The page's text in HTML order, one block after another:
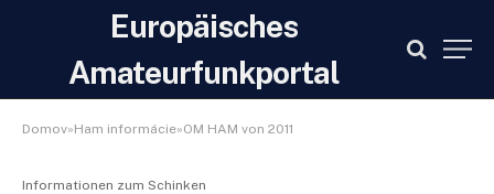
Europäisches
Amateurfunkportal
Domov»Ham informácie»OM HAM von 2011
Informationen zum Schinken